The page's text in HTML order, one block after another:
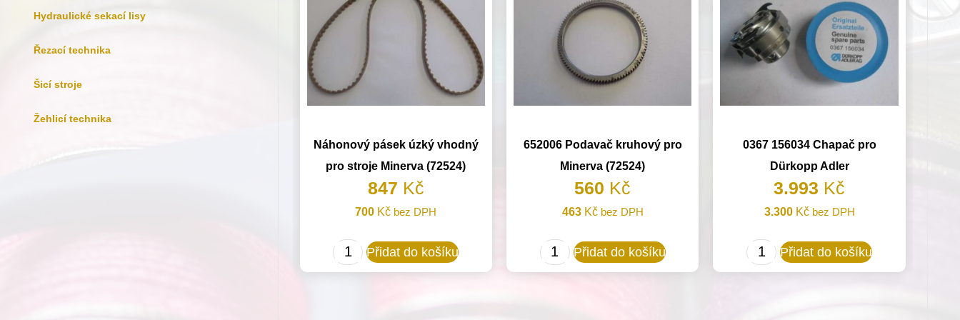
Hydraulické sekací lisy
Řezací technika
Šicí stroje
Žehlicí technika
Náhonový pásek úzký vhodný
pro stroje Minerva (72524)
847 Kč
700 Kč bez DPH
Náhonový
pásek
Přidat do košíku
652006 Podavač kruhový pro
Minerva (72524)
560 Kč
463 Kčbez DPH
652006
Podavač
Přidat do košíku
0367 156034 Chapač pro
Dürkopp Adler
3.993 Kč
3.300 Kčbez DPH
0367
156034
Přidat do košíku